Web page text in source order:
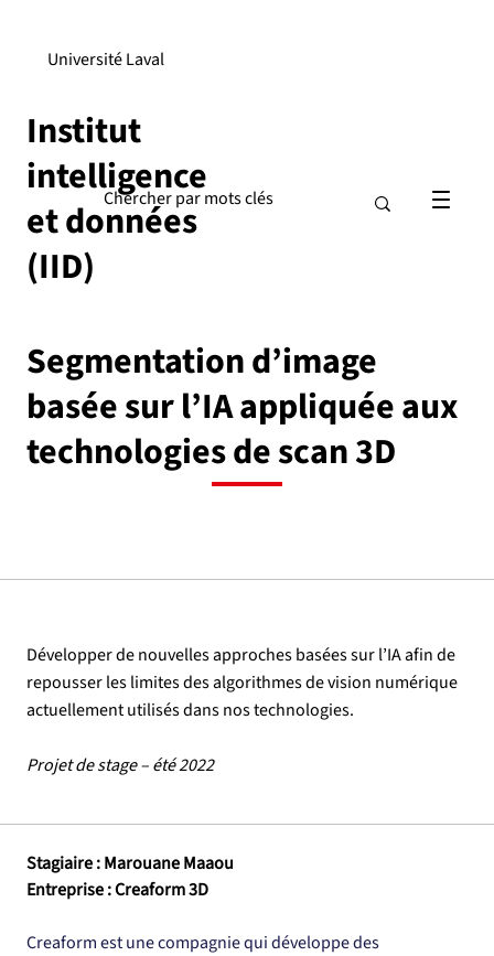
Institut
intelligence
et données
(IID)
Université Laval
Segmentation d’image
basée sur l’IA appliquée aux
technologies de scan 3D
Développer de nouvelles approches basées sur l’IA afin de
repousser les limites des algorithmes de vision numérique
actuellement utilisés dans nos technologies.
Projet de stage – été 2022
Stagiaire : Marouane Maaou
Entreprise : Creaform 3D
Creaform est une compagnie qui développe des